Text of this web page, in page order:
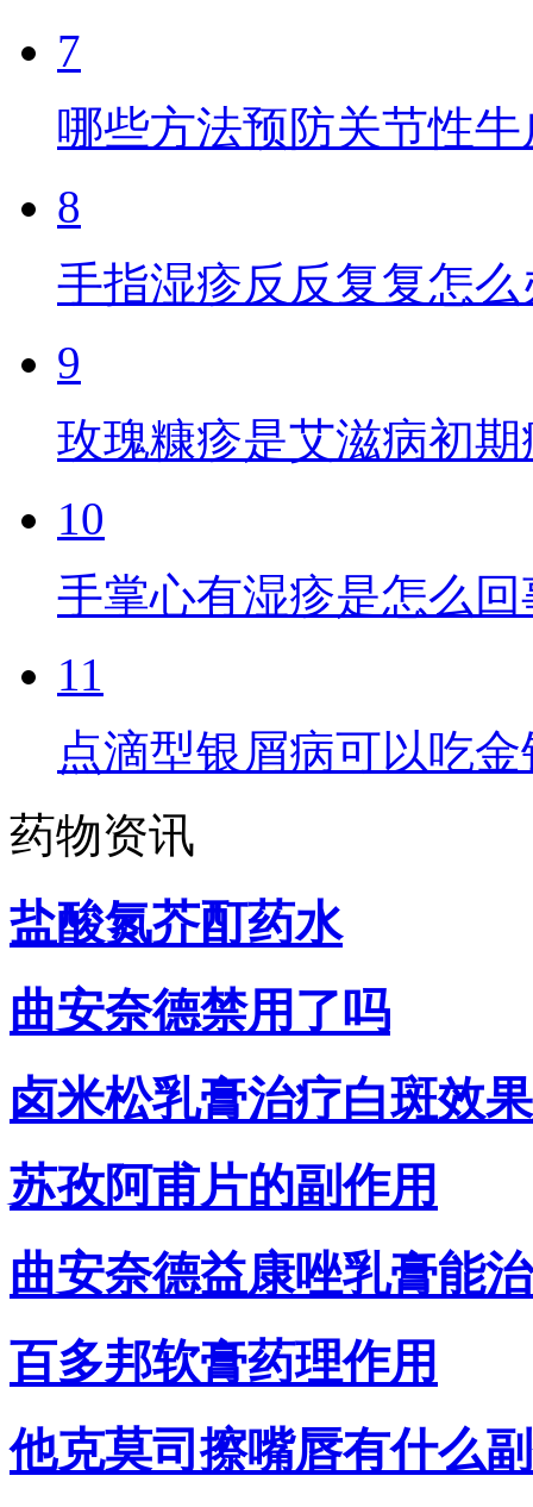
7
哪些方法预防关节性
8
手指湿疹反反复复怎么
9
玫瑰糠疹是艾滋病初期
10
手掌心有湿疹是怎么回
11
点滴型银屑病可以吃
药物资讯
盐酸氮芥酊药水
曲安奈德禁用了吗
卤米松乳膏治疗白斑效
苏孜阿甫片的副作用
曲安奈德益康唑乳膏能
百多邦软膏药理作用
他克莫司擦嘴唇有什么